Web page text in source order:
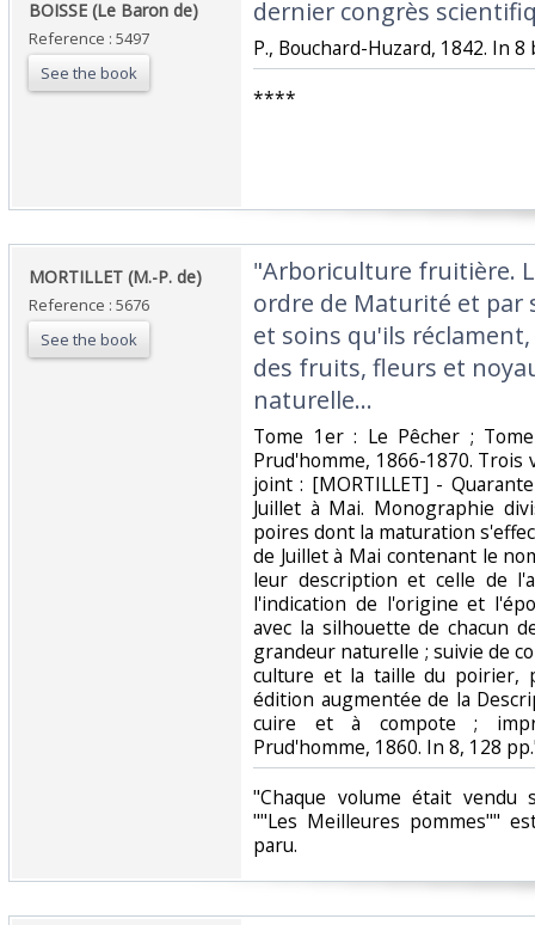
BOISSE (Le Baron de)‎
Reference : 5497
See the book
dernier congrès
‎P., Bouchard-Huzard, 1842. In
‎****‎
‎MORTILLET (M.-P. de)‎
Reference : 5676
See the book
‎"Arboriculture fruitière.
ordre de Maturité et par
et soins qu'ils
des fruits, fleurs et
naturelle... ‎
‎Tome 1er : Le Pêcher ;
Prud'homme, 1866-1870. Trois
joint : [MORTILLET] -
Juillet à Mai. Monographie
poires dont la maturation
de Juillet à Mai contenant le
leur description et celle de
l'indication de l'origine et
avec la silhouette de chacun
grandeur naturelle ; suivie de
culture et la taille du poirier,
édition augmentée de la
cuire et à compote ;
Prud'homme, 1860. In 8, 128
‎"Chaque volume était vendu
""Les Meilleures pommes""
paru. ‎